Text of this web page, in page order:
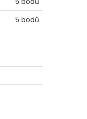
5 bodů